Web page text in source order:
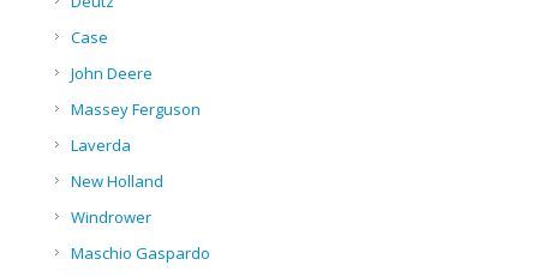
Case
John Deere
Massey Ferguson
Laverda
New Holland
Windrower
Maschio Gaspardo